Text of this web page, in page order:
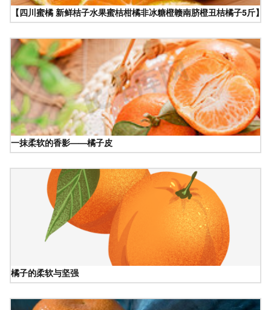
【四川蜜橘 新鲜桔子水果蜜桔柑橘非冰糖橙赣南脐橙丑桔橘子5斤】
一抹柔软的香影——橘子皮
橘子的柔软与坚强